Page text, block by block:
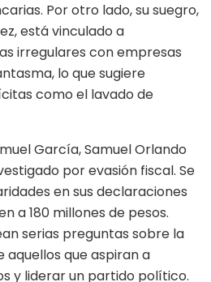
Por otro lado, su suegro,
está vinculado a
irregulares con empresas
lo que sugiere
como el lavado de
García, Samuel Orlando
por evasión fiscal. Se
en sus declaraciones
a 180 millones de pesos.
serias preguntas sobre la
que aspiran a
y liderar un partido político.